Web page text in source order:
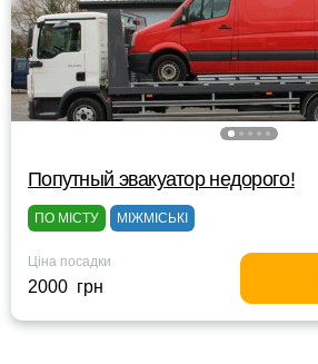
Попутный эвакуатор недорого!
ПО МІСТУ МІЖМІСЬКІ
Ціна посадки
2000 грн